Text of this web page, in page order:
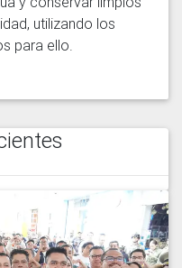
utilizando los